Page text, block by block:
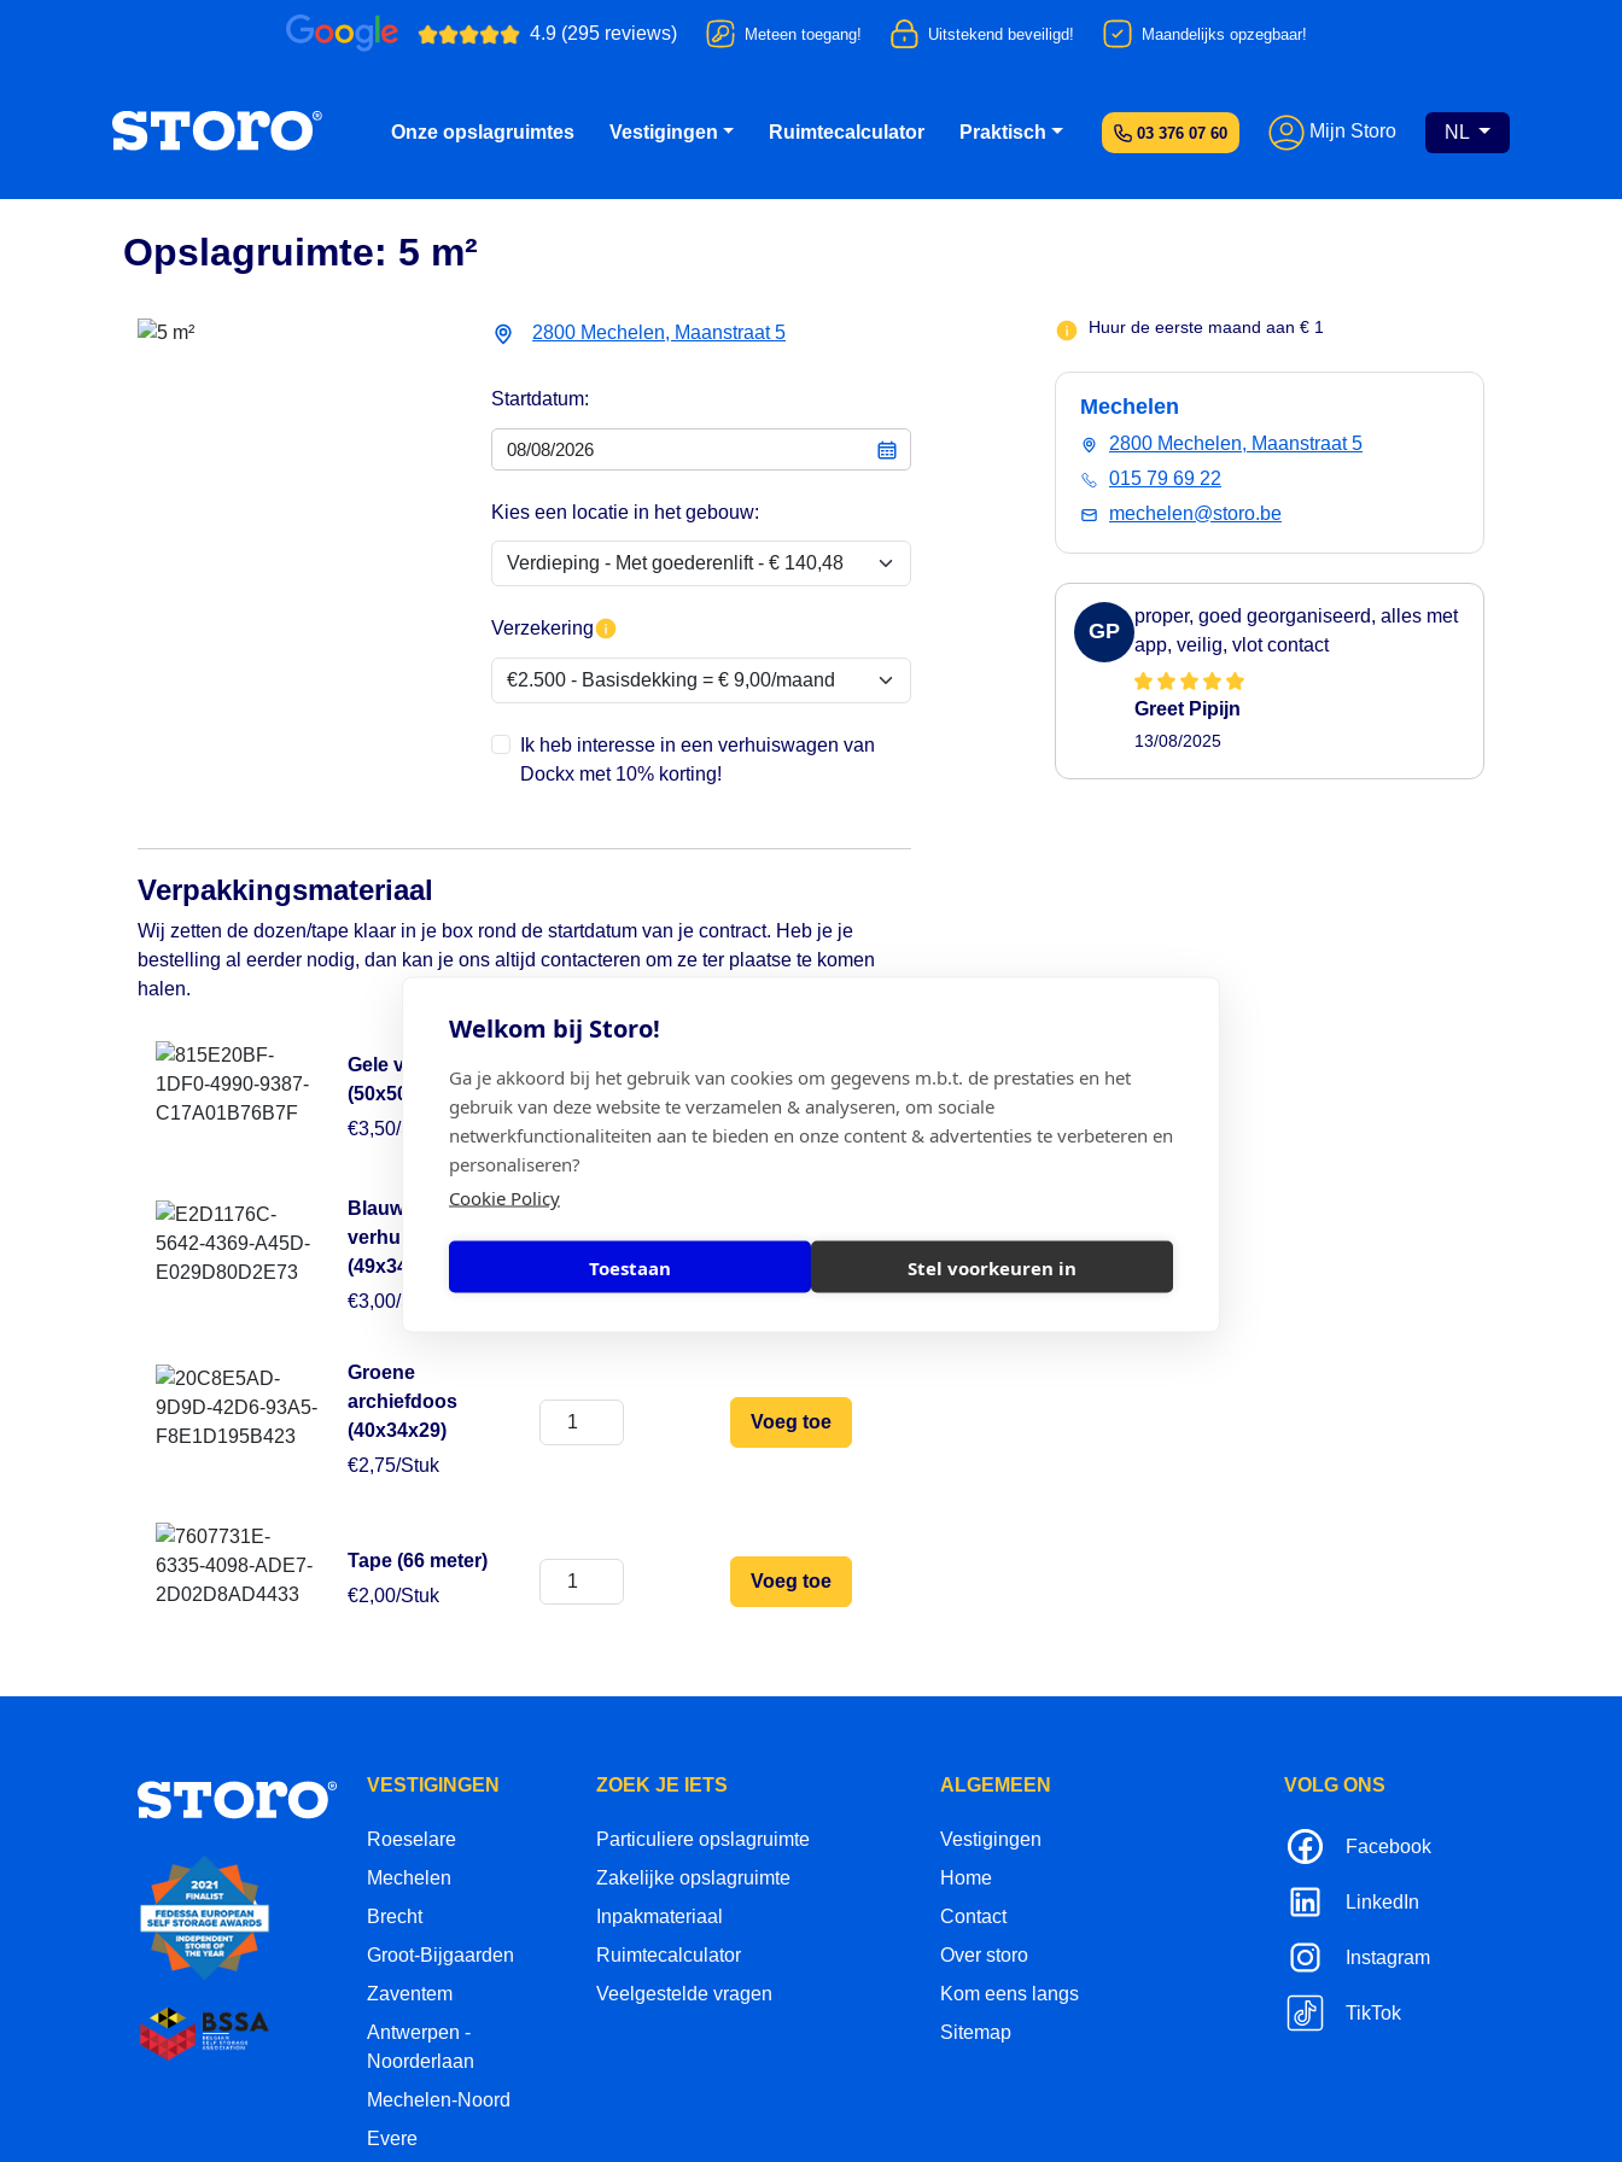
Welkom bij Storo!
Ga je akkoord bij het gebruik van cookies om gegevens m.b.t. de prestaties en het
gebruik van deze website te verzamelen & analyseren, om sociale
netwerkfunctionaliteiten aan te bieden en onze content & advertenties te verbeteren en
personaliseren?
Cookie Policy
Toestaan Stel voorkeuren in
4.9 (295 reviews) Meteen toegang! Uitstekend beveiligd! Maandelijks opzegbaar!
03 376 07 60 Mijn Storo NL
Onze opslagruimtes Vestigingen Ruimtecalculator Praktisch
Opslagruimte: 5 m²
2800 Mechelen, Maanstraat 5
Startdatum:
Kies een locatie in het gebouw:
Verzekering
Ik heb interesse in een verhuiswagen van
Dockx met 10% korting!
Verpakkingsmateriaal
Wij zetten de dozen/tape klaar in je box rond de startdatum van je contract. Heb je je
bestelling al eerder nodig, dan kan je ons altijd contacteren om ze ter plaatse te komen
halen.
Gele verhuisdoos
(50x50x30)
€3,50/Stuk
Voeg toe
Blauwe
verhuisdoos
(49x34x38)
€3,00/Stuk
Groene
archiefdoos
(40x34x29)
€2,75/Stuk
Voeg toe
Tape (66 meter)
€2,00/Stuk
Voeg toe
Huur de eerste maand aan € 1
Mechelen
2800 Mechelen, Maanstraat 5
015 79 69 22
mechelen@storo.be
GP
proper, goed georganiseerd, alles met
app, veilig, vlot contact
Greet Pipijn
13/08/2025
VESTIGINGEN
Roeselare
Mechelen
Brecht
Groot-Bijgaarden
Zaventem
Antwerpen -
Noorderlaan
Mechelen-Noord
Evere
ZOEK JE IETS
Particuliere opslagruimte
Zakelijke opslagruimte
Inpakmateriaal
Ruimtecalculator
Veelgestelde vragen
ALGEMEEN
Vestigingen
Home
Contact
Over storo
Kom eens langs
Sitemap
VOLG ONS
Facebook
LinkedIn
Instagram
TikTok